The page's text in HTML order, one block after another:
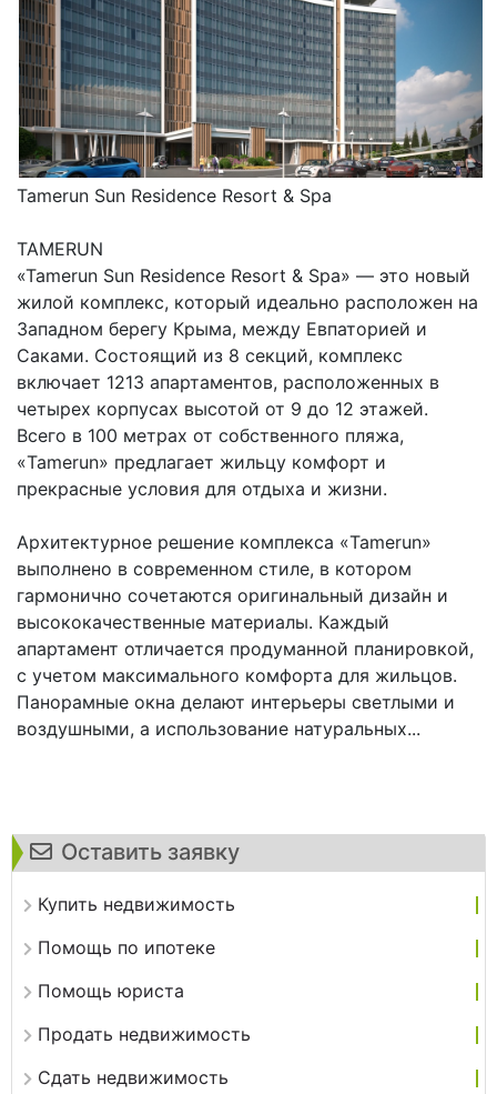
Оставить заявку
Купить недвижимость
Помощь по ипотеке
Помощь юриста
Продать недвижимость
Сдать недвижимость
Tamerun Sun Residence Resort & Spa
TAMERUN
«Tamerun Sun Residence Resort & Spa» — это новый
жилой комплекс, который идеально расположен на
Западном берегу Крыма, между Евпаторией и
Саками. Состоящий из 8 секций, комплекс
включает 1213 апартаментов, расположенных в
четырех корпусах высотой от 9 до 12 этажей.
Всего в 100 метрах от собственного пляжа,
«Tamerun» предлагает жильцу комфорт и
прекрасные условия для отдыха и жизни.
Архитектурное решение комплекса «Tamerun»
выполнено в современном стиле, в котором
гармонично сочетаются оригинальный дизайн и
высококачественные материалы. Каждый
апартамент отличается продуманной планировкой,
с учетом максимального комфорта для жильцов.
Панорамные окна делают интерьеры светлыми и
воздушными, а использование натуральных...